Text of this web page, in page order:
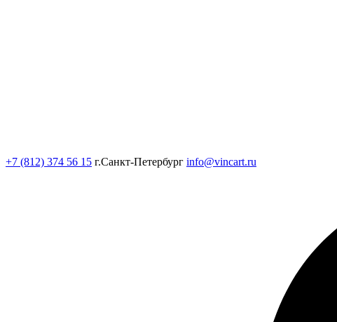
+7 (812) 374 56 15 г.Санкт-Петербург info@vincart.ru